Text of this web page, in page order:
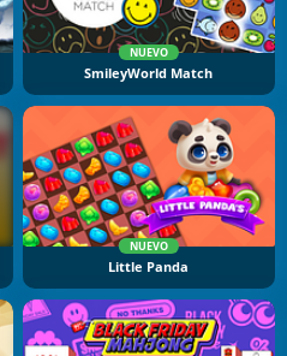
NUEVO
SmileyWorld Match
NUEVO
Little Panda